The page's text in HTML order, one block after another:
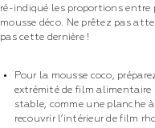
ré-indiqué les proportions entre
mousse déco. Ne prêtez pas
pas cette dernière !
Pour la mousse coco,
extrémité de film alimentaire
stable, comme une planche
recouvrir l’intérieur de film